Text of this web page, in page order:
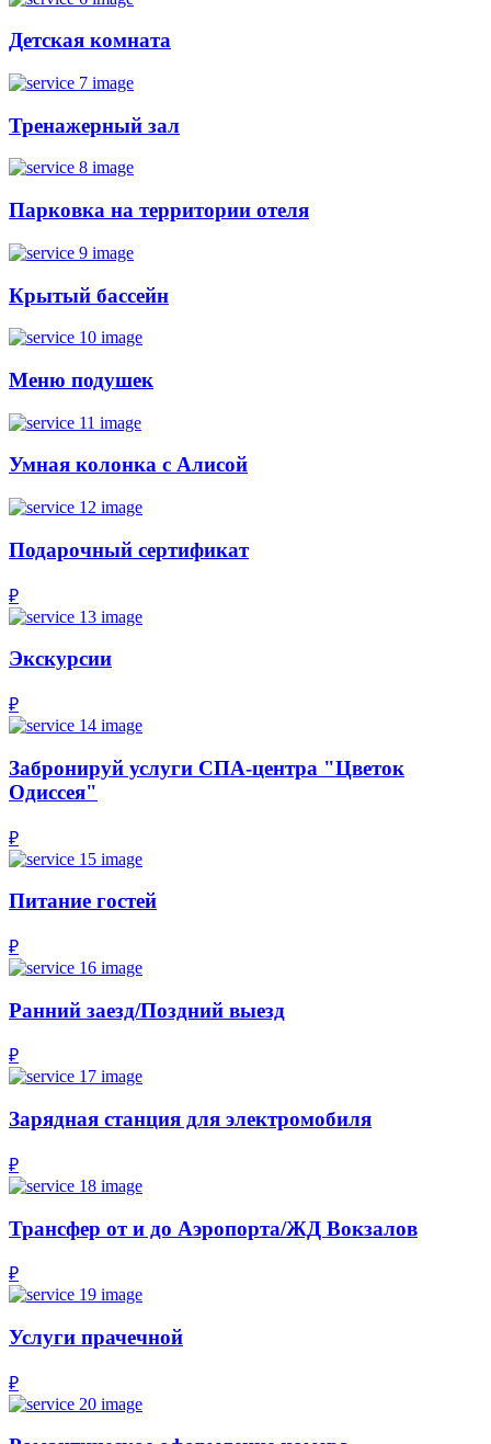
Детская комната
Тренажерный зал
Парковка на территории отеля
Крытый бассейн
Меню подушек
Умная колонка с Алисой
Подарочный сертификат
₽
Экскурсии
₽
Забронируй услуги СПА-центра "Цветок
Одиссея"
₽
Питание гостей
₽
Ранний заезд/Поздний выезд
₽
Зарядная станция для электромобиля
₽
Трансфер от и до Аэропорта/ЖД Вокзалов
₽
Услуги прачечной
₽